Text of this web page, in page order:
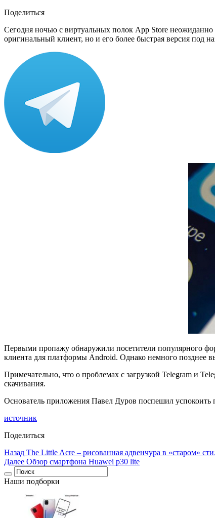
Поделиться
Сегодня ночью с виртуальных полок App Store
оригинальный клиент, но и его более быстрая версия под
Первыми пропажу обнаружили посетители популярного
клиента для платформы Android. Однако немного позднее
Примечательно, что о проблемах с загрузкой Telegram и
скачивания.
Основатель приложения Павел Дуров поспешил успокоить
источник
Поделиться
Назад The Little Acre – рисованная адвенчура в «старом»
Далее Обзор смартфона Huawei p30 lite
Наши подборки